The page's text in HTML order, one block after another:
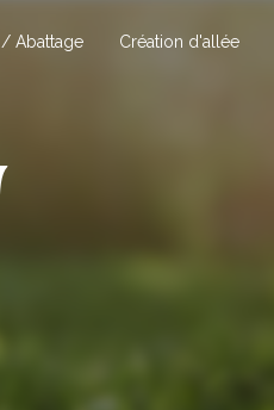
Abattage Création d'allée